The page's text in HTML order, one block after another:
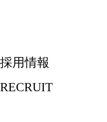
採用情報
RECRUIT